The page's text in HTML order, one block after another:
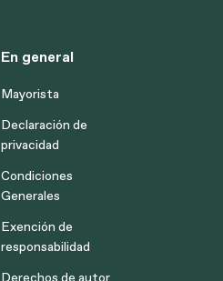
En general
Mayorista
Declaración de
privacidad
Condiciones
Generales
Exención de
responsabilidad
Derechos de autor